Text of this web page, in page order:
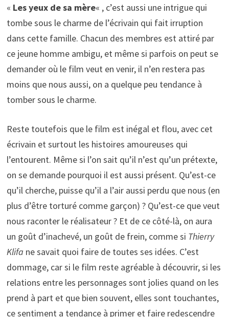
« Les yeux de sa mère« , c’est aussi une intrigue qui
tombe sous le charme de l’écrivain qui fait irruption
dans cette famille. Chacun des membres est attiré par
ce jeune homme ambigu, et même si parfois on peut se
demander où le film veut en venir, il n’en restera pas
moins que nous aussi, on a quelque peu tendance à
tomber sous le charme.
Reste toutefois que le film est inégal et flou, avec cet
écrivain et surtout les histoires amoureuses qui
l’entourent. Même si l’on sait qu’il n’est qu’un prétexte,
on se demande pourquoi il est aussi présent. Qu’est-ce
qu’il cherche, puisse qu’il a l’air aussi perdu que nous (en
plus d’être torturé comme garçon) ? Qu’est-ce que veut
nous raconter le réalisateur ? Et de ce côté-là, on aura
un goût d’inachevé, un goût de frein, comme si Thierry
Klifa ne savait quoi faire de toutes ses idées. C’est
dommage, car si le film reste agréable à découvrir, si les
relations entre les personnages sont jolies quand on les
prend à part et que bien souvent, elles sont touchantes,
ce sentiment a tendance à primer et faire redescendre